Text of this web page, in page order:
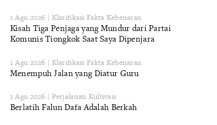
1 Agu 2026 | Klarifikasi Fakta Kebenaran
Kisah Tiga Penjaga yang Mundur dari Partai
Komunis Tiongkok Saat Saya Dipenjara
1 Agu 2026 | Klarifikasi Fakta Kebenaran
Menempuh Jalan yang Diatur Guru
1 Agu 2026 | Perjalanan Kultivasi
Berlatih Falun Dafa Adalah Berkah